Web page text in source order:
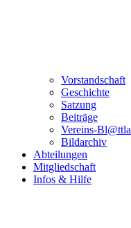
Vorstandschaft
Geschichte
Satzung
Beiträge
Vereins-Bl@ttla
Bildarchiv
Abteilungen
Mitgliedschaft
Infos & Hilfe